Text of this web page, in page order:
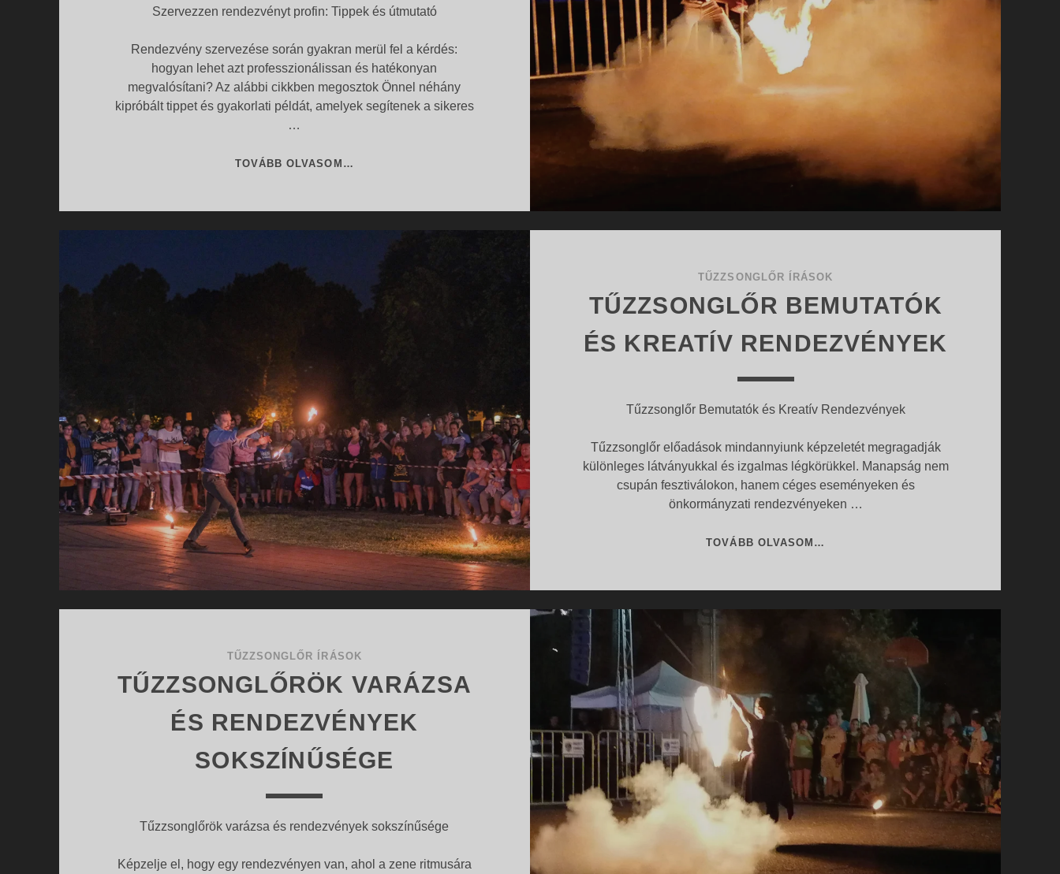
Szervezzen rendezvényt profin: Tippek és útmutató
Rendezvény szervezése során gyakran merül fel a kérdés:
hogyan lehet azt professzionálissan és hatékonyan
megvalósítani? Az alábbi cikkben megosztok Önnel néhány
kipróbált tippet és gyakorlati példát, amelyek segítenek a sikeres
…
TOVÁBB OLVASOM…
TŰZZSONGLŐR ÍRÁSOK
TŰZZSONGLŐR BEMUTATÓK
ÉS KREATÍV RENDEZVÉNYEK
Tűzzsonglőr Bemutatók és Kreatív Rendezvények
Tűzzsonglőr előadások mindannyiunk képzeletét megragadják
különleges látványukkal és izgalmas légkörükkel. Manapság nem
csupán fesztiválokon, hanem céges eseményeken és
önkormányzati rendezvényeken …
TOVÁBB OLVASOM…
RENDEZVÉNYEK
TŰZZSONGLŐR ÍRÁSOK
TŰZZSONGLŐRÖK VARÁZSA
ÉS RENDEZVÉNYEK
SOKSZÍNŰSÉGE
Tűzzsonglőrök varázsa és rendezvények sokszínűsége
Képzelje el, hogy egy rendezvényen van, ahol a zene ritmusára